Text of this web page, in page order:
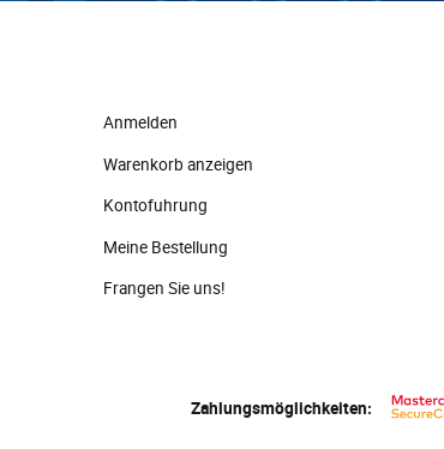
Anmelden
Warenkorb anzeigen
Kontofuhrung
Meine Bestellung
Frangen Sie uns!
Zahlungsmöglichkeiten: